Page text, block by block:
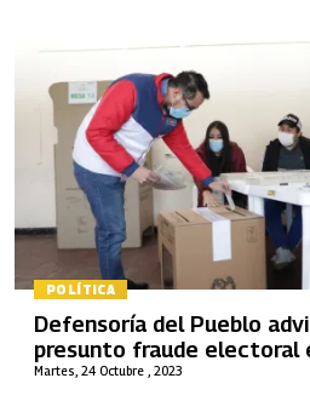
POLÍTICA
Martes, 24 Octubre , 2023
Defensoría del Pueblo
presunto fraude electoral